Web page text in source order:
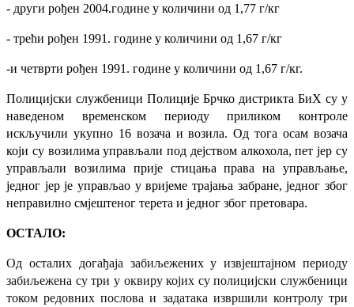
- други рођен 2004.године у количини од 1,77 г/кг
- трећи рођен 1991. године у количини од 1,67 г/кг
-и четврти рођен 1991. године у количини од 1,67 г/кг.
Полицијски службеници Полиције Брчко дистрикта БиХ су у
наведеном временском периоду приликом контроле
искључили укупно 16 возача и возила. Од тога осам возача
који су возилима управљали под дејством алкохола, пет јер су
управљали возилима прије стицања права на управљање,
једног јер је управљао у вријеме трајања забране, једног због
неправилно смјештеног терета и једног због претовара.
ОСТАЛО:
Од осталих догађаја забиљежених у извјештајном периоду
забиљежена су три у оквиру којих су полицијски службеници
током редовних послова и задатака извршили контролу три